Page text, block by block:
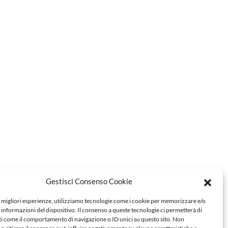
Gestisci Consenso Cookie
esperienze, utilizziamo tecnologie come i cookie per memorizzare e/o
informazioni del dispositivo. Il consenso a queste tecnologie ci permetterà di
come il comportamento di navigazione o ID unici su questo sito. Non